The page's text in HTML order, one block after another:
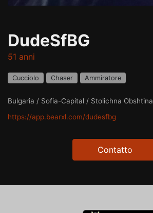
DudeSfBG
51 anni
Cucciolo Chaser Ammiratore
Bulgaria / Sofia-Capital / Stolichna Obshtina
https://app.bearxl.com/dudesfbg
Contatto